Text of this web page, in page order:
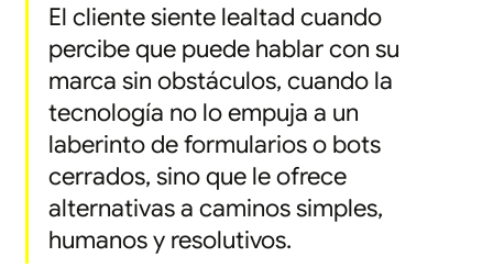
El cliente siente lealtad cuando
percibe que puede hablar con su
marca sin obstáculos, cuando la
tecnología no lo empuja a un
laberinto de formularios o bots
cerrados, sino que le ofrece
alternativas a caminos simples,
humanos y resolutivos.